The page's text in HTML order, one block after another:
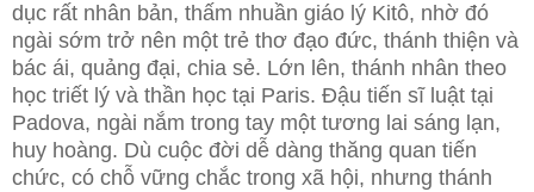
dục rất nhân bản, thấm nhuần giáo lý Kitô, nhờ đó
ngài sớm trở nên một trẻ thơ đạo đức, thánh thiện và
bác ái, quảng đại, chia sẻ. Lớn lên, thánh nhân theo
học triết lý và thần học tại Paris. Ðậu tiến sĩ luật tại
Padova, ngài nắm trong tay một tương lai sáng lạn,
huy hoàng. Dù cuộc đời dễ dàng thăng quan tiến
chức, có chỗ vững chắc trong xã hội, nhưng thánh